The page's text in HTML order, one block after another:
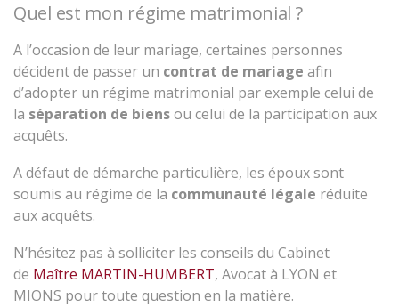
Quel est mon régime matrimonial ?
A l’occasion de leur mariage, certaines personnes
décident de passer un contrat de mariage afin
d’adopter un régime matrimonial par exemple celui de
la séparation de biensou celui de la participation aux
acquêts.
A défaut de démarche particulière, les époux sont
soumis au régime de la communauté légale réduite
aux acquêts.
N’hésitez pas à solliciter les conseils du Cabinet
de Maître MARTIN-HUMBERT, Avocat à LYON et
MIONS pour toute question en la matière.